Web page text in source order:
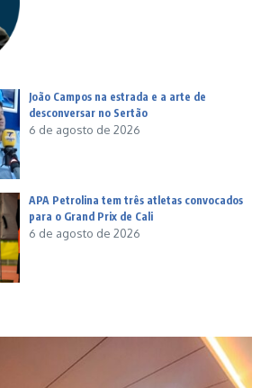
João Campos na estrada e a arte de
desconversar no Sertão
6 de agosto de 2026
APA Petrolina tem três atletas convocados
para o Grand Prix de Cali
6 de agosto de 2026